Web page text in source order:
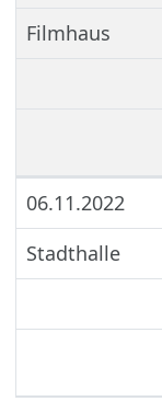
Filmhaus
06.11.2022
Stadthalle